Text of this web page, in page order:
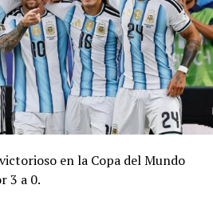
en la Copa del Mundo
3 a 0.